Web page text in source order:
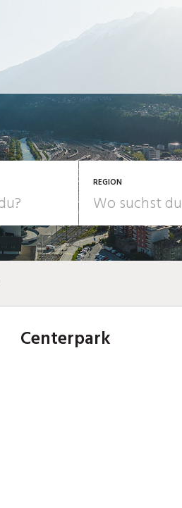
REGION
Centerpark